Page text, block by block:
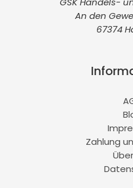
An den
67374
Zahlung